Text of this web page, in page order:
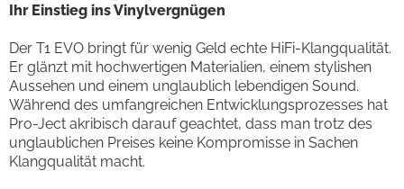
Ihr Einstieg ins Vinylvergnügen
Der T1 EVO bringt für wenig Geld echte HiFi-Klangqualität.
Er glänzt mit hochwertigen Materialien, einem stylishen
Aussehen und einem unglaublich lebendigen Sound.
Während des umfangreichen Entwicklungsprozesses hat
Pro-Ject akribisch darauf geachtet, dass man trotz des
unglaublichen Preises keine Kompromisse in Sachen
Klangqualität macht.